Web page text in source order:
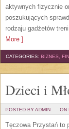
aktywnych fizycznie
poszukujących
rodzaju gadżetów
More ]
CATEGORIES: BIZNES,
Dzieci i
POSTED BY ADMIN ON
Tęczowa Przystań to